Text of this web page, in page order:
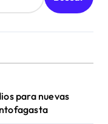
para nuevas